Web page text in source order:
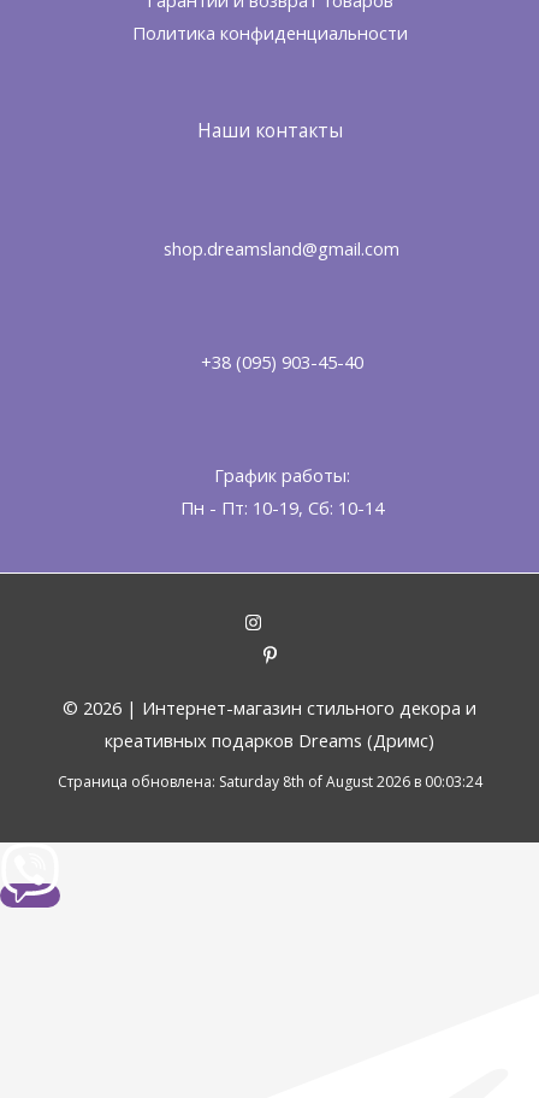
Политика конфиденциальности
Наши контакты
shop.dreamsland@gmail.com
+38 (095) 903-45-40
График работы:
Пн - Пт: 10-19, Сб: 10-14
© 2026 | Интернет-магазин стильного декора и
креативных подарков Dreams (Дримс)
Страница обновлена: Saturday 8th of August 2026 в 00:03:24